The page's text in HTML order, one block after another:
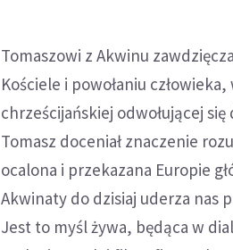
Tomaszowi z Akwinu
Kościele i powołaniu
chrześcijańskiej odwołującej
Tomasz doceniał znaczenie
ocalona i przekazana Europie
Akwinaty do dzisiaj uderza nas
Jest to myśl żywa, będąca w